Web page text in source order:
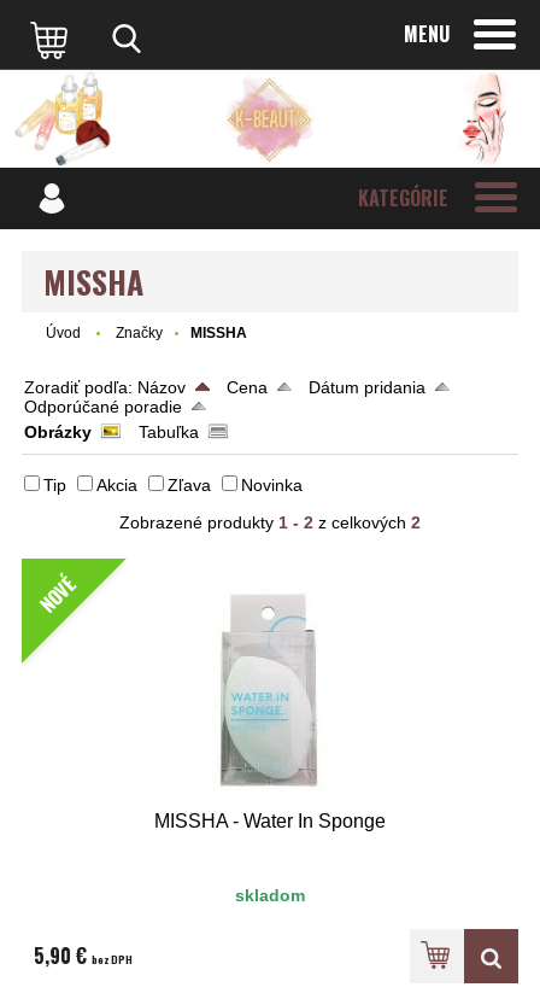
MENU
KATEGÓRIE
MISSHA
Úvod Značky MISSHA
Zoradiť podľa: Názov Cena
Dátum pridania
Odporúčané poradie
Obrázky
Tabuľka
Tip Akcia Zľava
Novinka
Zobrazené produkty 1 - 2 z celkových 2
NOVÉ
MISSHA - Water In Sponge
skladom
5,90 € bez DPH